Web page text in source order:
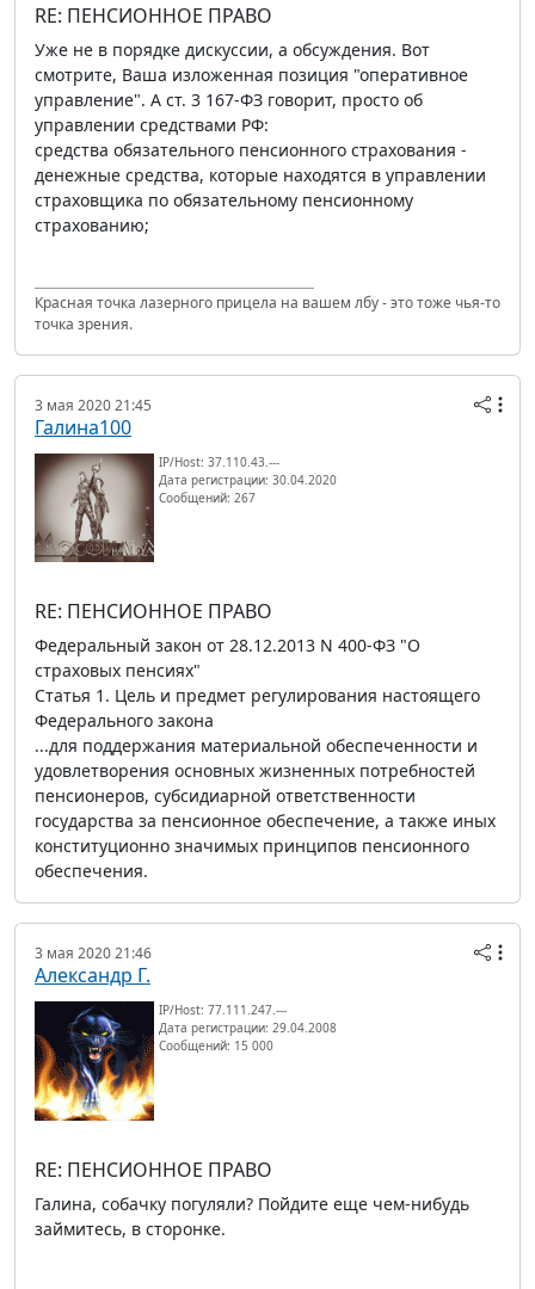
RE: ПЕНСИОННОЕ ПРАВО
Уже не в порядке дискуссии, а обсуждения. Вот
смотрите, Ваша изложенная позиция "оперативное
управление". А ст. 3 167-ФЗ говорит, просто об
управлении средствами РФ:
средства обязательного пенсионного страхования -
денежные средства, которые находятся в управлении
страховщика по обязательному пенсионному
страхованию;
Красная точка лазерного прицела на вашем лбу - это тоже чья-то
точка зрения.
3 мая 2020 21:45
Галина100
IP/Host: 37.110.43.---
Дата регистрации: 30.04.2020
Сообщений: 267
RE: ПЕНСИОННОЕ ПРАВО
Федеральный закон от 28.12.2013 N 400-ФЗ "О
страховых пенсиях"
Статья 1. Цель и предмет регулирования настоящего
Федерального закона
...для поддержания материальной обеспеченности и
удовлетворения основных жизненных потребностей
пенсионеров, субсидиарной ответственности
государства за пенсионное обеспечение, а также иных
конституционно значимых принципов пенсионного
обеспечения.
3 мая 2020 21:46
Александр Г.
IP/Host: 77.111.247.---
Дата регистрации: 29.04.2008
Сообщений: 15 000
RE: ПЕНСИОННОЕ ПРАВО
Галина, собачку погуляли? Пойдите еще чем-нибудь
займитесь, в сторонке.